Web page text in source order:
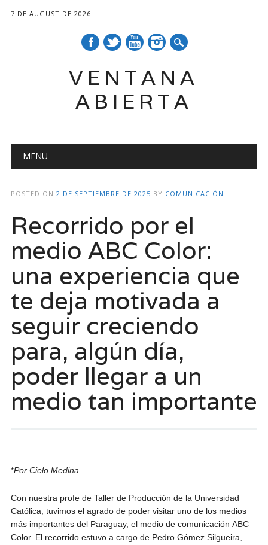
7 DE AUGUST DE 2026
VENTANA
ABIERTA
Main menu
MENU
POSTED ON 2 DE SEPTIEMBRE DE 2025 BY COMUNICACIÓN
Recorrido por el
medio ABC Color:
una experiencia que
te deja motivada a
seguir creciendo
para, algún día,
poder llegar a un
medio tan importante
*Por Cielo Medina
Con nuestra profe de Taller de Producción de la Universidad
Católica, tuvimos el agrado de poder visitar uno de los medios
más importantes del Paraguay, el medio de comunicación ABC
Color. El recorrido estuvo a cargo de Pedro Gómez Silgueira,